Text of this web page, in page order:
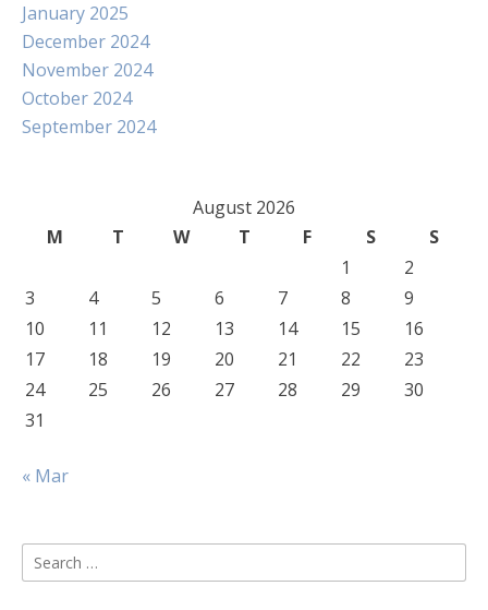
January 2025
December 2024
November 2024
October 2024
September 2024
August 2026
M
T W T F S
S
1
2
3
4 5 6 7 8
9
10
11 12 13 14 15
16
17
18 19 20 21 22
23
24
25 26 27 28 29
30
31
« Mar
Search
for: